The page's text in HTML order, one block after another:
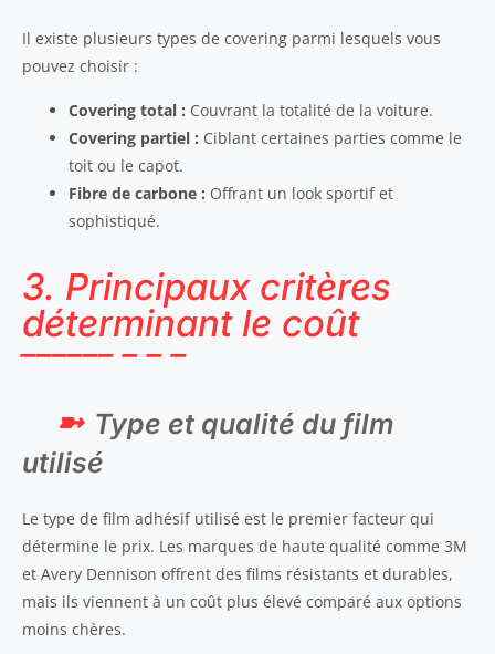
Il existe plusieurs types de covering parmi lesquels vous
pouvez choisir :
Covering total : Couvrant la totalité de la voiture.
Covering partiel : Ciblant certaines parties comme le
toit ou le capot.
Fibre de carbone : Offrant un look sportif et
sophistiqué.
3. Principaux critères
déterminant le coût
Type et qualité du film
utilisé
Le type de film adhésif utilisé est le premier facteur qui
détermine le prix. Les marques de haute qualité comme 3M
et Avery Dennison offrent des films résistants et durables,
mais ils viennent à un coût plus élevé comparé aux options
moins chères.